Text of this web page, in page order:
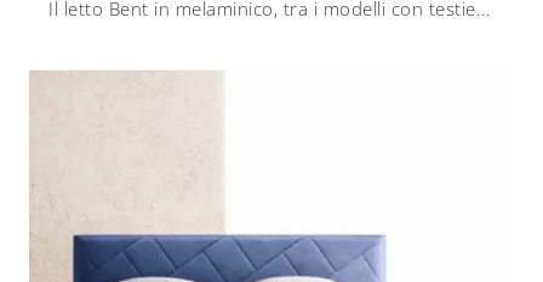
Il letto Bent in melaminico, tra i modelli con testiera matrimoniali moderni di Zalf, è pensato per garantirti il sonno più profondo.